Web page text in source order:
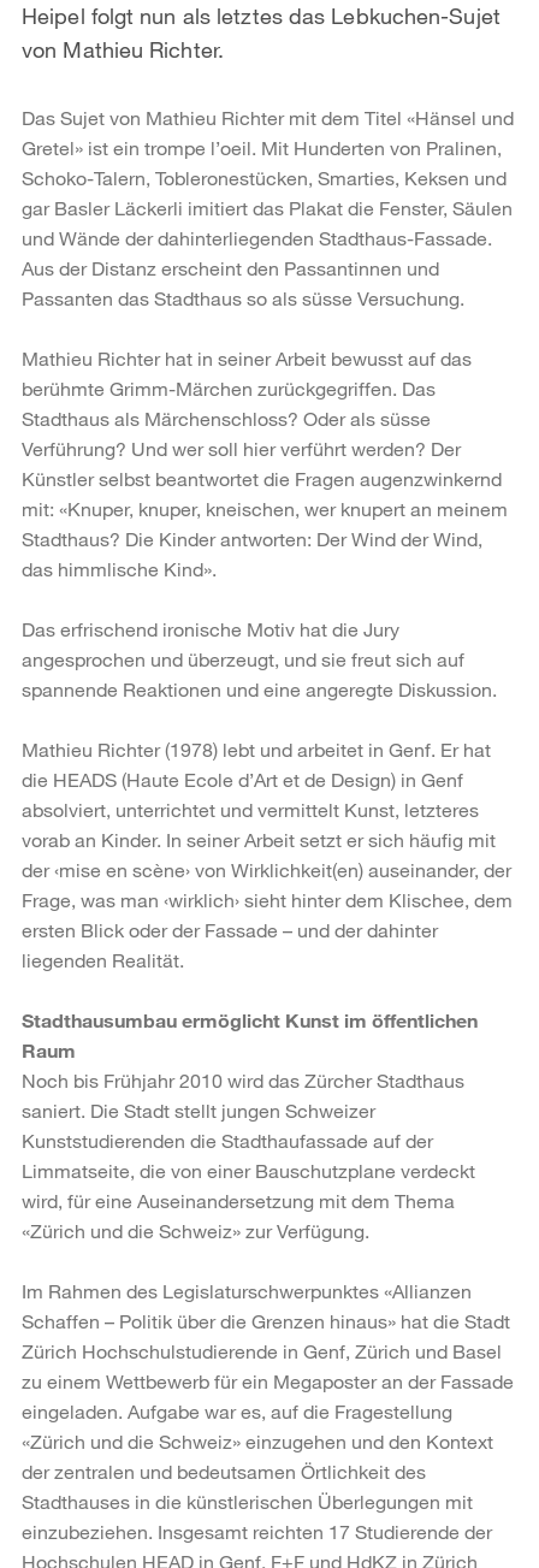
Heipel folgt nun als letztes das Lebkuchen-Sujet
von Mathieu Richter.
Das Sujet von Mathieu Richter mit dem Titel «Hänsel und
Gretel» ist ein trompe l’oeil. Mit Hunderten von Pralinen,
Schoko-Talern, Tobleronestücken, Smarties, Keksen und
gar Basler Läckerli imitiert das Plakat die Fenster, Säulen
und Wände der dahinterliegenden Stadthaus-Fassade.
Aus der Distanz erscheint den Passantinnen und
Passanten das Stadthaus so als süsse Versuchung.
Mathieu Richter hat in seiner Arbeit bewusst auf das
berühmte Grimm-Märchen zurückgegriffen. Das
Stadthaus als Märchenschloss? Oder als süsse
Verführung? Und wer soll hier verführt werden? Der
Künstler selbst beantwortet die Fragen augenzwinkernd
mit: «Knuper, knuper, kneischen, wer knupert an meinem
Stadthaus? Die Kinder antworten: Der Wind der Wind,
das himmlische Kind».
Das erfrischend ironische Motiv hat die Jury
angesprochen und überzeugt, und sie freut sich auf
spannende Reaktionen und eine angeregte Diskussion.
Mathieu Richter (1978) lebt und arbeitet in Genf. Er hat
die HEADS (Haute Ecole d’Art et de Design) in Genf
absolviert, unterrichtet und vermittelt Kunst, letzteres
vorab an Kinder. In seiner Arbeit setzt er sich häufig mit
der ‹mise en scène› von Wirklichkeit(en) auseinander, der
Frage, was man ‹wirklich› sieht hinter dem Klischee, dem
ersten Blick oder der Fassade – und der dahinter
liegenden Realität.
Stadthausumbau ermöglicht Kunst im öffentlichen
Raum
Noch bis Frühjahr 2010 wird das Zürcher Stadthaus
saniert. Die Stadt stellt jungen Schweizer
Kunststudierenden die Stadthaufassade auf der
Limmatseite, die von einer Bauschutzplane verdeckt
wird, für eine Auseinandersetzung mit dem Thema
«Zürich und die Schweiz» zur Verfügung.
Im Rahmen des Legislaturschwerpunktes «Allianzen
Schaffen – Politik über die Grenzen hinaus» hat die Stadt
Zürich Hochschulstudierende in Genf, Zürich und Basel
zu einem Wettbewerb für ein Megaposter an der Fassade
eingeladen. Aufgabe war es, auf die Fragestellung
«Zürich und die Schweiz» einzugehen und den Kontext
der zentralen und bedeutsamen Örtlichkeit des
Stadthauses in die künstlerischen Überlegungen mit
einzubeziehen. Insgesamt reichten 17 Studierende der
Hochschulen HEAD in Genf, F+F und HdKZ in Zürich